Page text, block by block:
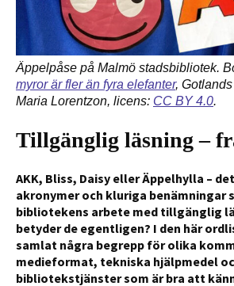
Äppelpåse på Malmö stadsbibliotek.
myror är fler än fyra elefanter,
Maria Lorentzon, licens: CC BY 4.0.
Tillgänglig läsning –
AKK, Bliss, Daisy eller Äppelhylla –
akronymer och kluriga benämningar
bibliotekens arbete med tillgänglig
betyder de egentligen? I den här
samlat några begrepp för olika
medieformat, tekniska hjälpmedel
bibliotekstjänster som är bra att